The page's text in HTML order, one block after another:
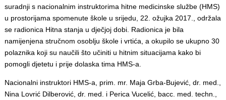
suradnji s nacionalnim instruktorima hitne medicinske službe (HMS)
u prostorijama spomenute škole u srijedu, 22. ožujka 2017., održala
se radionica Hitna stanja u dječjoj dobi. Radionica je bila
namijenjena stručnom osoblju škole i vrtića, a okupilo se ukupno 30
polaznika koji su naučili što učiniti u hitnim situacijama kako bi
pomogli djetetu i prije dolaska tima HMS-a.
Nacionalni instruktori HMS-a, prim. mr. Maja Grba-Bujević, dr. med.,
Nina Lovrić Dilberović, dr. med. i Perica Vucelić, bacc. med. techn.,